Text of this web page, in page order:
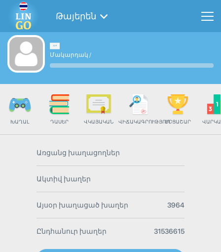
Թայերեն
Մակարդակ /
ԽԱՂԱԼ ԴԱՍԵՐ ՎԿԱՅԱԿԱՆ ՎԻՃԱԿԱԳՐՈՒԹՅՈՒՆՄՐՑԱՇԱՐ
Առցանց խաղացողներ
Ակտիվ խաղեր
Այսօր խաղացած խաղեր 3964
Ընդհանուր խաղեր 31536615